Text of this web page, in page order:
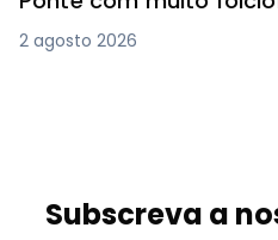
2 agosto 2026
Subscreva a